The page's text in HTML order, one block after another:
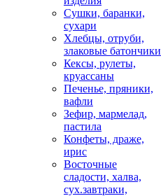
Сушки, баранки,
сухари
Хлебцы, отруби,
злаковые батончики
Кексы, рулеты,
круассаны
Печенье, пряники,
вафли
Зефир, мармелад,
пастила
Конфеты, драже,
ирис
Восточные
сладости, халва,
сух.завтраки,